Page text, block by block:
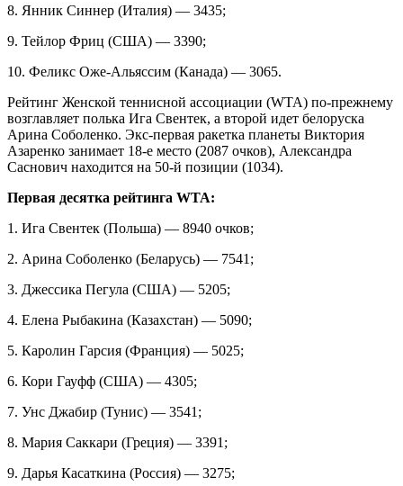
8. Янник Синнер (Италия) — 3435;
9. Тейлор Фриц (США) — 3390;
10. Феликс Оже-Альяссим (Канада) — 3065.
Рейтинг Женской теннисной ассоциации (WTA) по-прежнему
возглавляет полька Ига Свентек, а второй идет белоруска
Арина Соболенко. Экс-первая ракетка планеты Виктория
Азаренко занимает 18-е место (2087 очков), Александра
Саснович находится на 50-й позиции (1034).
Первая десятка рейтинга WTA:
1. Ига Свентек (Польша) — 8940 очков;
2. Арина Соболенко (Беларусь) — 7541;
3. Джессика Пегула (США) — 5205;
4. Елена Рыбакина (Казахстан) — 5090;
5. Каролин Гарсия (Франция) — 5025;
6. Кори Гауфф (США) — 4305;
7. Унс Джабир (Тунис) — 3541;
8. Мария Саккари (Греция) — 3391;
9. Дарья Касаткина (Россия) — 3275;